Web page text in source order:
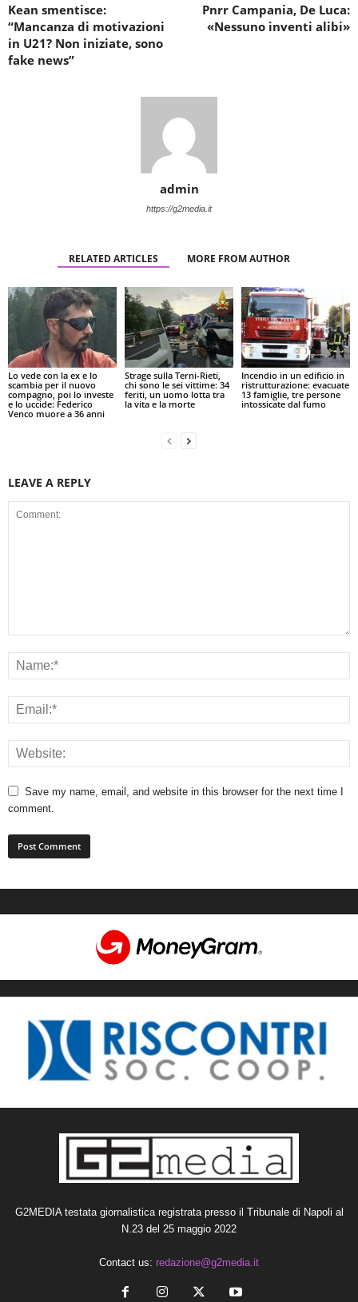
Kean smentisce:
“Mancanza di motivazioni
in U21? Non iniziate, sono
fake news”
Pnrr Campania, De Luca:
«Nessuno inventi alibi»
admin
https://g2media.it
RELATED ARTICLES MORE FROM AUTHOR
Lo vede con la ex e lo
scambia per il nuovo
compagno, poi lo investe
e lo uccide: Federico
Venco muore a 36 anni
Strage sulla Terni-Rieti,
chi sono le sei vittime: 34
feriti, un uomo lotta tra
la vita e la morte
Incendio in un edificio in
ristrutturazione: evacuate
13 famiglie, tre persone
intossicate dal fumo
LEAVE A REPLY
Save my name, email, and website in this browser for the next time I
comment.
G2MEDIA testata giornalistica registrata presso il Tribunale di Napoli al
N.23 del 25 maggio 2022
Contact us: redazione@g2media.it